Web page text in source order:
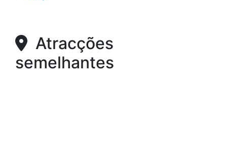
Atracções
semelhantes